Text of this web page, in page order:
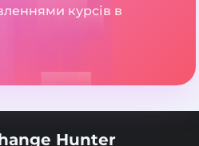
курсів в
Hunter